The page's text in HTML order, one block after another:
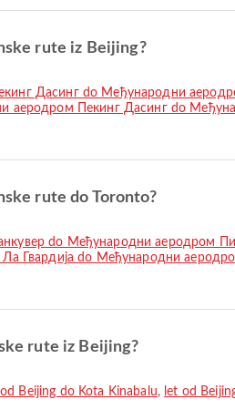
rute iz Beijing?
Дасинг do Међународни
аеродром Пекинг Дасинг do
rute do Toronto?
do Међународни аеродром
Гвардија do Међународни
rute iz Beijing?
od Beijing do Kota Kinabalu, let od